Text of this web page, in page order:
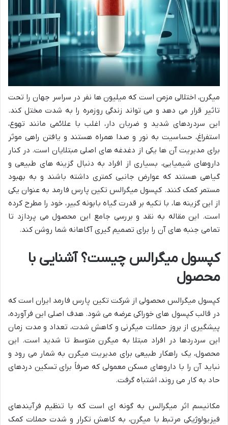
میگرن، اختلالی مزمن است که میلیون ها نفر در سراسر جهان را تحت
تاثیر قرار می دهد و می تواند زندگی روزمره را به شدت مختل کند.
این سردردهای شدید و ضربان دار، اغلب با علائمی مانند تهوع،
استفراغ، حساسیت به نور و صدا همراه هستند و یافتن راهی موثر
برای مدیریت آن ها یکی از دغدغه های اصلی مبتلایان است. در کنار
داروهای شیمیایی، بسیاری از افراد به دنبال گزینه های طبیعی و
گیاهی هستند که عوارض جانبی کمتری داشته باشند و به بهبود
مستمر کمک کنند. کپسول میگرالس تکین پارس فارمد به عنوان یکی
از این گزینه ها، با تکیه بر قدرت گیاه بابونه کبیر، خود را مطرح کرده
است. این مقاله به نقد و بررسی جامع این محصول می پردازد تا
تمامی جنبه های آن را برای تصمیم گیری آگاهانه شما روشن کند.
کپسول میگرالس چیست؟ آشنایی با
محصول
کپسول میگرالس محصولی از شرکت تکین پارس فارمد ایران است که
در قالب کپسول های خوراکی عرضه می شود. هدف اصلی این فرآورده،
پیشگیری از بروز حملات میگرنی و کاهش شدت، تعداد و مدت زمان
این سردردها در افراد مبتلا به میگرن متوسط تا شدید است. این
محصول، یک راهکار طبیعی برای مدیریت میگرن به شمار می رود و
نباید آن را با داروهای مسکن معمولی که صرفاً برای تسکین دردهای
حاد به کار می روند، اشتباه گرفت.
مکانیسم اثر میگرالس به گونه ای است که با تنظیم فرآیندهای
فیزیولوژیکی مرتبط با میگرن، به کاهش تکرار و شدت حملات کمک